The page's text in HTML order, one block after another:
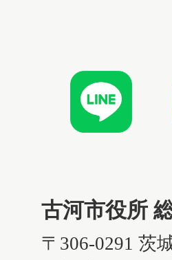
古河市役所
〒306-0291 茨